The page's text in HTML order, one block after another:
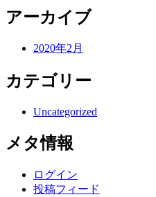
アーカイブ
2020年2月
カテゴリー
Uncategorized
メタ情報
ログイン
投稿フィード